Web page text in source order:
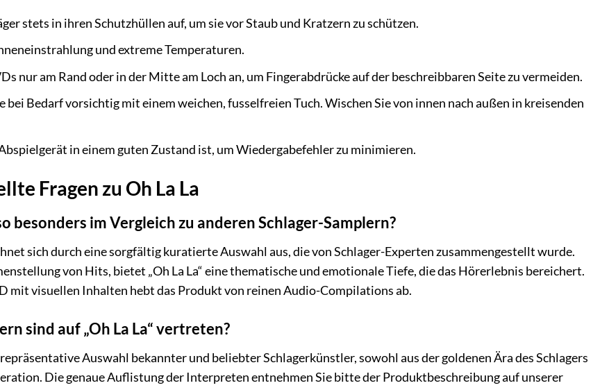
stets in ihren Schutzhüllen auf, um sie vor Staub und Kratzern zu schützen.
und extreme Temperaturen.
nur am Rand oder in der Mitte am Loch an, um Fingerabdrücke auf der beschreibbaren Seite zu vermeiden.
bei Bedarf vorsichtig mit einem weichen, fusselfreien Tuch. Wischen Sie von innen nach außen in kreisenden
in einem guten Zustand ist, um Wiedergabefehler zu minimieren.
Fragen zu Oh La La
besonders im Vergleich zu anderen Schlager-Samplern?
sich durch eine sorgfältig kuratierte Auswahl aus, die von Schlager-Experten zusammengestellt wurde.
von Hits, bietet „Oh La La“ eine thematische und emotionale Tiefe, die das Hörerlebnis bereichert.
mit visuellen Inhalten hebt das Produkt von reinen Audio-Compilations ab.
sind auf „Oh La La“ vertreten?
repräsentative Auswahl bekannter und beliebter Schlagerkünstler, sowohl aus der goldenen Ära des Schlagers
Die genaue Auflistung der Interpreten entnehmen Sie bitte der Produktbeschreibung auf unserer